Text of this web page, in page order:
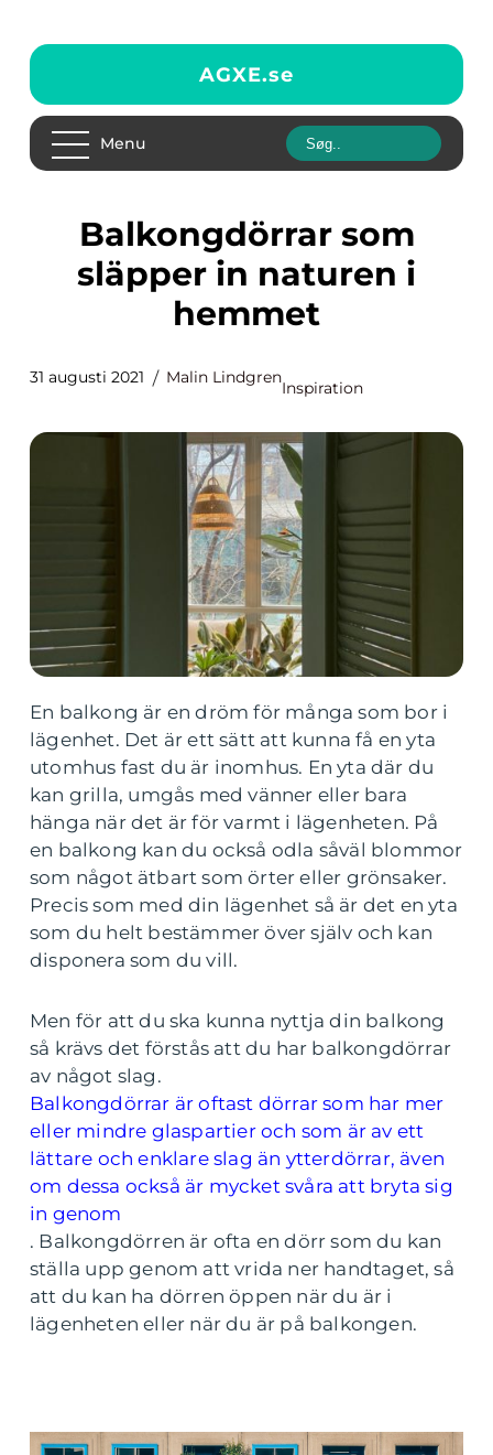
AGXE.se
Menu
Balkongdörrar som
släpper in naturen i
hemmet
31 augusti 2021 Malin Lindgren
Inspiration
En balkong är en dröm för många som bor i
lägenhet. Det är ett sätt att kunna få en yta
utomhus fast du är inomhus. En yta där du
kan grilla, umgås med vänner eller bara
hänga när det är för varmt i lägenheten. På
en balkong kan du också odla såväl blommor
som något ätbart som örter eller grönsaker.
Precis som med din lägenhet så är det en yta
som du helt bestämmer över själv och kan
disponera som du vill.
Men för att du ska kunna nyttja din balkong
så krävs det förstås att du har balkongdörrar
av något slag.
Balkongdörrar är oftast dörrar som har mer
eller mindre glaspartier och som är av ett
lättare och enklare slag än ytterdörrar, även
om dessa också är mycket svåra att bryta sig
in genom
. Balkongdörren är ofta en dörr som du kan
ställa upp genom att vrida ner handtaget, så
att du kan ha dörren öppen när du är i
lägenheten eller när du är på balkongen.